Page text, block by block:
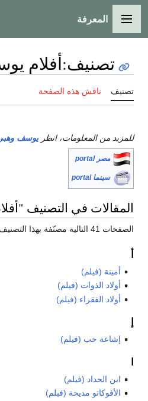
القائمة الرئيسية
المعرفة
تصنيف:أفلام
تصنيف ناقش هذه الصفحة
للمزيد من المعلومات، انظريوسف
مصر portal
سينما portal
المقالات في التصنيف
الصفحات 41 التالية مصنّفة بهذا التصنيف، من إجمالي 41.
أمينة (فيلم)
أولاد الذوات (فيلم)
أولاد الفقراء (فيلم)
إ
إشاعة حب (فيلم)
ابن الحداد (فيلم)
الأفوكاتو مديحة (فيلم)